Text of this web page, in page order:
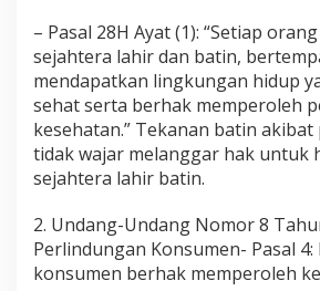
– Pasal 28H Ayat (1): “Setiap
sejahtera lahir dan batin,
mendapatkan lingkungan hidup
sehat serta berhak memperoleh
kesehatan.” Tekanan batin
tidak wajar melanggar hak untuk
sejahtera lahir batin.
2. Undang-Undang Nomor 8
Perlindungan Konsumen- Pasal
konsumen berhak memperoleh